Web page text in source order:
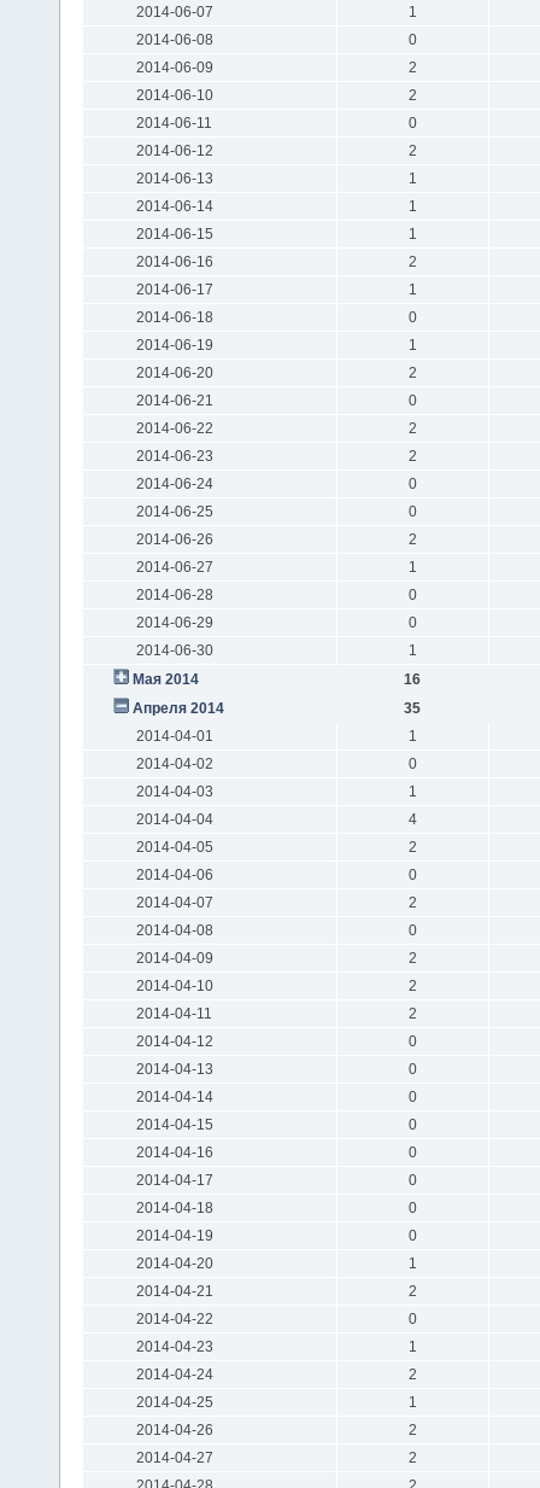
2014-06-07
1
2014-06-08
0
2014-06-09
2
2014-06-10
2
2014-06-11
0
2014-06-12
2
2014-06-13
1
2014-06-14
1
2014-06-15
1
2014-06-16
2
2014-06-17
1
2014-06-18
0
2014-06-19
1
2014-06-20
2
2014-06-21
0
2014-06-22
2
2014-06-23
2
2014-06-24
0
2014-06-25
0
2014-06-26
2
2014-06-27
1
2014-06-28
0
2014-06-29
0
2014-06-30
1
Мая 2014
16
Апреля 2014
35
2014-04-01
1
2014-04-02
0
2014-04-03
1
2014-04-04
4
2014-04-05
2
2014-04-06
0
2014-04-07
2
2014-04-08
0
2014-04-09
2
2014-04-10
2
2014-04-11
2
2014-04-12
0
2014-04-13
0
2014-04-14
0
2014-04-15
0
2014-04-16
0
2014-04-17
0
2014-04-18
0
2014-04-19
0
2014-04-20
1
2014-04-21
2
2014-04-22
0
2014-04-23
1
2014-04-24
2
2014-04-25
1
2014-04-26
2
2014-04-27
2